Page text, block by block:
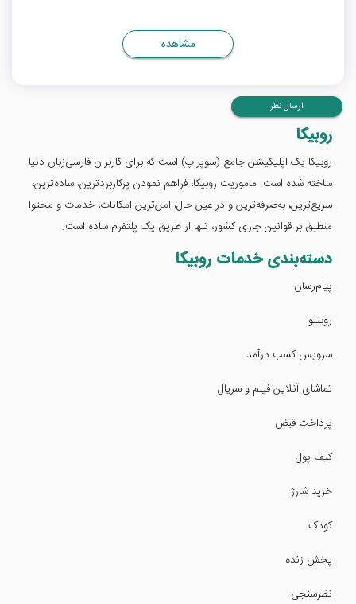
مشاهده
ارسال نظر
روبیکا
روبیکا یک اپلیکیشن جامع (سوپراپ) است که برای کاربران فارسی‌زبان دنیا
ساخته شده است. ماموریت روبیکا، فراهم نمودن پرکاربردترین، ساده‌ترین،
سریع‌ترین، به‌صرفه‌ترین و در عین حال، امن‌ترین امکانات، خدمات و محتوا
منطبق بر قوانین جاری کشور، تنها از طریق یک پلتفرم ساده است.
دسته‌بندی خدمات روبیکا
پیام‌رسان
روبینو
سرویس کسب درآمد
تماشای آنلاین فیلم و سریال
پرداخت قبض
کیف پول
خرید شارژ
کودک
پخش زنده
نظر‌سنجی